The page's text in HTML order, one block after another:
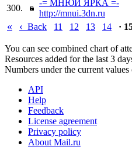
300.
-= МНЮИ ЯРКА =-
http://mnui.3dn.ru
« ‹ Back 11 12 13 14 ·
You can see combined chart of
Resources added for the last 3
Numbers under the current
API
Help
Feedback
License agreement
Privacy policy
About Mail.ru